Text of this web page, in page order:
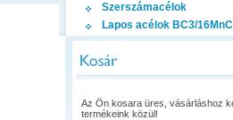
Szerszámacélok
Lapos acélok BC3/
Az Ön kosara üres, vásárláshoz
termékeink közül!